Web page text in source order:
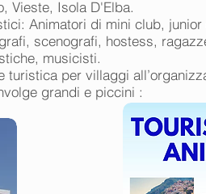
Vieste, Isola D'Elba.
Animatori di mini club,
scenografi, hostess,
musicisti.
turistica per villaggi
grandi e piccini :